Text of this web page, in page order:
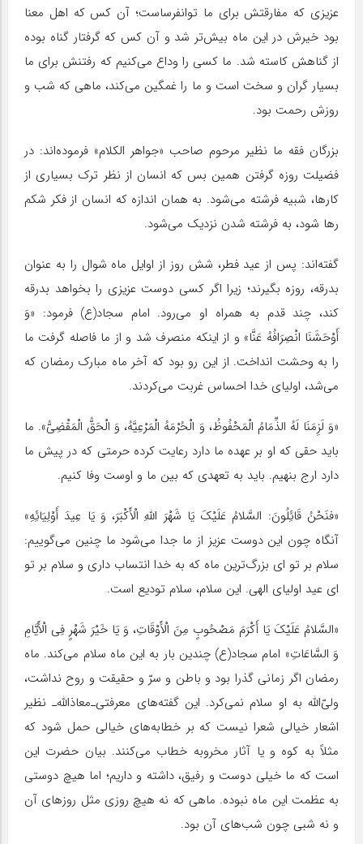
عزیزی که مفارقتش برای ما توانفرساست؛ آن کس که اهل معنا
بود خیرش در این ماه بیش‌تر شد و آن کس که گرفتار گناه بوده
از گناهش کاسته شد. ما کسی را وداع می‌کنیم که رفتنش برای ما
بسیار گران و سخت است و ما را غمگین می‌کند، ماهی که شب و
روزش رحمت بود.
بزرگان فقه ما نظیر مرحوم صاحب «جواهر الکلام» فرموده‌اند: در
فضیلت روزه گرفتن همین بس که انسان از نظر ترک بسیاری از
کارها، شبیه فرشته می‌شود. به همان اندازه که انسان از فکر شکم
رها شود، به فرشته شدن نزدیک می‌شود.
گفته‌اند: پس از عید فطر، شش روز از اوایل ماه شوال را به‌ عنوان
بدرقه، روزه بگیرند؛ زیرا اگر کسی دوست عزیزی را بخواهد بدرقه
کند، چند قدم به همراه او می‌رود. امام سجاد(ع) فرمود: «وَ
أَوْحَشَنَا انْصِرَافُهُ عَنَّا» و از اینکه منصرف شد و از ما فاصله گرفت ما
را به وحشت انداخت. از این رو بود که آخر ماه مبارک رمضان که
می‌شد، اولیای خدا احساس غربت می‌کردند.
«وَ لَزِمَنَا لَهُ الذِّمَامُ الْمَحْفُوظُ، وَ الْحُرْمَهُ الْمَرْعِیَّهُ، وَ الْحَقُّ الْمَقْضِیُّ». ما
باید حقی که او بر عهده ما دارد رعایت کرده حرمتی که در پیش ما
دارد ارج بنهیم. باید به تعهدی که بین ما و اوست وفا کنیم.
«فنَحْنُ قَائِلُونَ: السَّلامُ عَلَیْکَ یَا شَهْرَ اللَّهِ الْأَکْبَرَ، وَ یَا عِیدَ أَوْلِیَائِهِ»
آنگاه چون این دوست عزیز از ما جدا می‌شود ما چنین می‌گوییم:
سلام بر تو ای بزرگ‌ترین ماه که به خدا انتساب داری و سلام بر تو
ای عید اولیای الهی. این سلام، سلام تودیع است.
«السَّلامُ عَلَیْکَ یَا أَکْرَمَ مَصْحُوبٍ مِنَ الْأَوْقَاتِ، وَ یَا خَیْرَ شَهْرٍ فِی الْأَیَّامِ
وَ السَّاعَاتِ» امام سجاد(ع) چندین بار به این ماه سلام می‌کند. ماه
رمضان اگر زمانی گذرا بود و باطن و سرّ و حقیقت و روح نداشت،
ولیّ‌الله به او سلام نمی‌کرد. این گفته‌های معرفتی‌ـ‌معاذالله‌ـ نظیر
اشعار خیالی شعرا نیست که بر خطابه‌های خیالی حمل شود که
مثلاً به کوه و یا آثار مخروبه خطاب می‌کنند. بیان حضرت این
است که ما خیلی دوست و رفیق، داشته و داریم؛ اما هیچ دوستی
به عظمت این ماه نبوده. ماهی که نه هیچ روزی مثل روزهای آن
و نه شبی چون شب‌های آن بود.